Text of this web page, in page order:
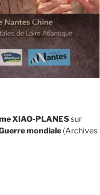
XIAO-PLANESsur
mondiale (Archives